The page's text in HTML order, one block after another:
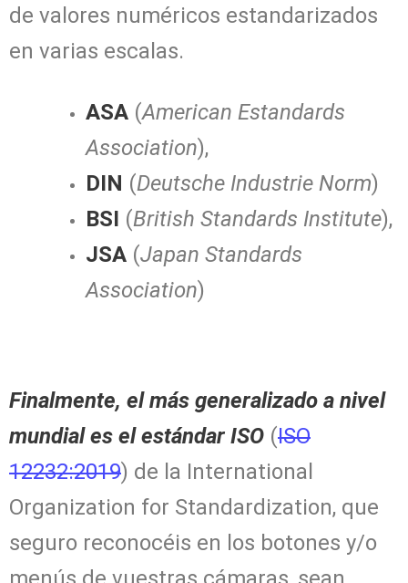
de valores numéricos estandarizados
en varias escalas.
ASA (American Estandards
Association),
DIN (Deutsche Industrie Norm)
BSI (British Standards Institute),
JSA (Japan Standards
Association)
Finalmente, el más generalizado a nivel
mundial es el estándar ISO (ISO
12232:2019) de la International
Organization for Standardization, que
seguro reconocéis en los botones y/o